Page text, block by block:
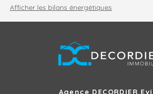
Afficher les bilans énergétiques
Agence DECORDIER